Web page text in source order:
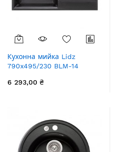
Кухонна мийка Lidz
790x495/230 BLM-14
6 293,00 ₴